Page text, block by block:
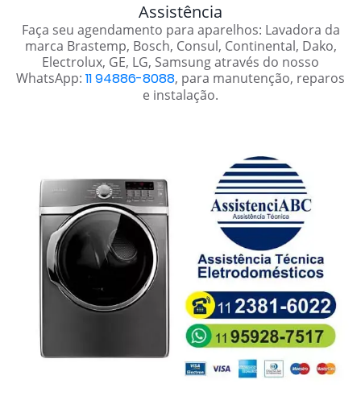
Assistência
Faça seu agendamento para aparelhos: Lavadora da
marca Brastemp, Bosch, Consul, Continental, Dako,
Electrolux, GE, LG, Samsung através do nosso
WhatsApp: 11 94886-8088, para manutenção, reparos
e instalação.